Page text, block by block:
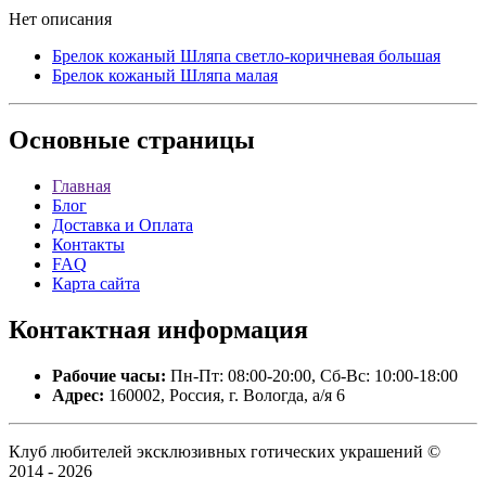
Нет описания
Брелок кожаный Шляпа светло-коричневая большая
Брелок кожаный Шляпа малая
Основные страницы
Главная
Блог
Доставка и Оплата
Контакты
FAQ
Карта сайта
Контактная информация
Рабочие часы: Пн-Пт: 08:00-20:00, Сб-Вс: 10:00-18:00
Адрес: 160002, Россия, г. Вологда, а/я 6
Клуб любителей эксклюзивных готических украшений ©
2014 - 2026